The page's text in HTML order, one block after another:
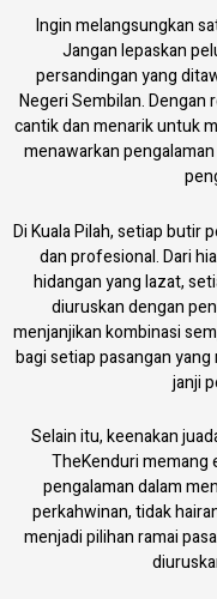
Ingin melangsungkan
Jangan lepaskan
persandingan yang
Negeri Sembilan. Dengan
cantik dan menarik untuk
menawarkan
Di Kuala Pilah, setiap butir
dan profesional. Dari
hidangan yang lazat,
diuruskan dengan
menjanjikan kombinasi
bagi setiap pasangan
janji
Selain itu, keenakan
TheKenduri memang
pengalaman dalam
perkahwinan, tidak
menjadi pilihan ramai